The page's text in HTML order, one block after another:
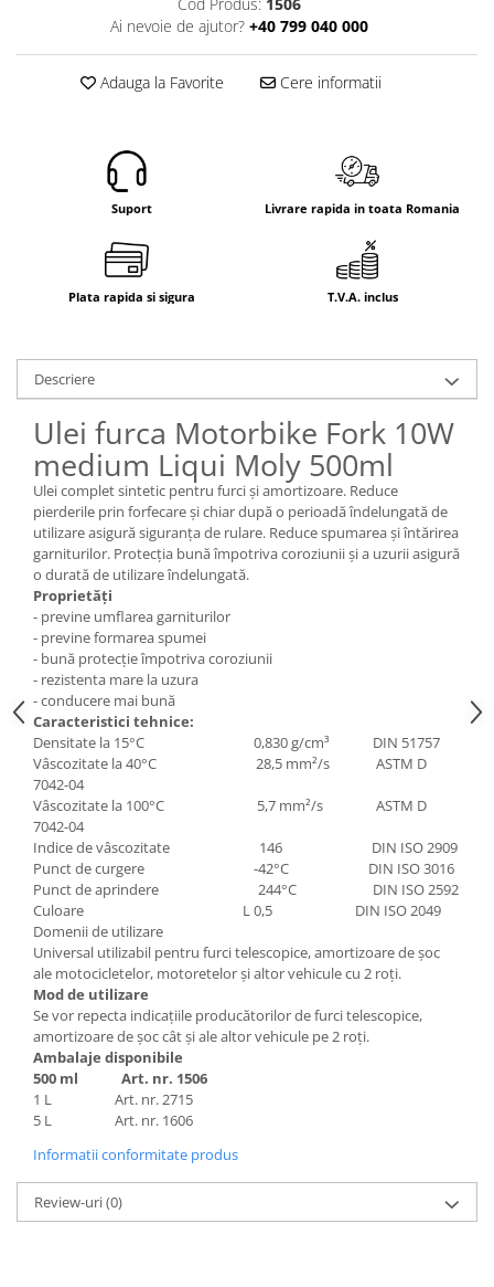
Motoare electrice si pompe
Role, bucse si bolturi
Cilindru hidraulic si burduf
Mecanice
Cilindri si burdufe
Pompe si motoare electrice
Electrice
Hidraulica
Mecanica
Electropompa si motoare electrice
Burdufuri si cilindri hidraulici
Role, bucsi si bolturi
BEHRENS
Bolturi - role - bucse
Burdufe si cilindri
Mecanice
Electrice
Hidraulice
Motoare electrice si pompe
SÖRENSEN
Mecanice
Electrice
Hidraulice
Cilindri hidraulici si burdufe
protectie
Grup electropompa
Bolturi, role si bucsi
MAMMUT LIFT
Mecanice
Electrice
Hidraulice
Cilindru hidraulic si protectie
burduf
Ai nevoie de ajutor? +40 799 040 000
Adauga la Favorite Cere informatii
Suport Livrare rapida in toata Romania
Plata rapida si sigura T.V.A. inclus
Descriere
Ulei furca Motorbike Fork 10W
medium Liqui Moly 500ml
Ulei complet sintetic pentru furci şi amortizoare. Reduce
pierderile prin forfecare şi chiar după o perioadă îndelungată de
utilizare asigură siguranţa de rulare. Reduce spumarea şi întărirea
garniturilor. Protecţia bună împotriva coroziunii şi a uzurii asigură
o durată de utilizare îndelungată.
Proprietăți
- previne umflarea garniturilor
- previne formarea spumei
- bună protecție împotriva coroziunii
- rezistenta mare la uzura
- conducere mai bună
Caracteristici tehnice:
Densitate la 15°C 0,830 g/cm³ DIN 51757
Vâscozitate la 40°C 28,5 mm²/s ASTM D
7042-04
Vâscozitate la 100°C 5,7 mm²/s ASTM D
7042-04
Indice de vâscozitate 146 DIN ISO 2909
Punct de curgere -42°C DIN ISO 3016
Punct de aprindere 244°C DIN ISO 2592
Culoare L 0,5 DIN ISO 2049
Domenii de utilizare
Universal utilizabil pentru furci telescopice, amortizoare de şoc
ale motocicletelor, motoretelor şi altor vehicule cu 2 roţi.
Mod de utilizare
Se vor repecta indicaţiile producătorilor de furci telescopice,
amortizoare de şoc cât şi ale altor vehicule pe 2 roţi.
Ambalaje disponibile
500 ml Art. nr. 1506
1 L Art. nr. 2715
5 L Art. nr. 1606
Informatii conformitate produs
Review-uri(0)